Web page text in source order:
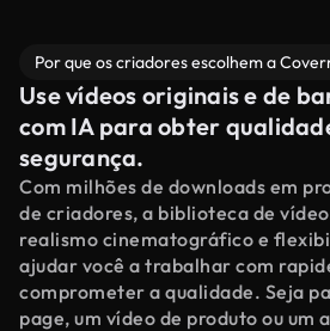
Por que os criadores escolhem a
Use vídeos originais e de
com IA para obter
segurança.
Com milhões de downloads em
de criadores, a biblioteca de
realismo cinematográfico e
ajudar você a trabalhar com
comprometer a qualidade. Seja
page, um vídeo de produto ou um